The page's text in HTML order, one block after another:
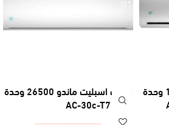
مكيف ماندو سبليت 18000 وحدة
مكيف اسبليت ماندو 26500 وحدة
– بارد AC-30c-T7